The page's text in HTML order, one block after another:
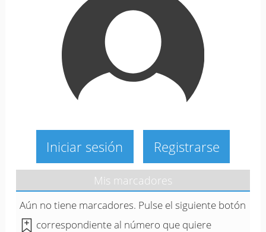
Iniciar sesión Registrarse
Mis marcadores
Aún no tiene marcadores. Pulse el siguiente botón
correspondiente al número que quiere